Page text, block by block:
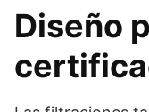
Diseño